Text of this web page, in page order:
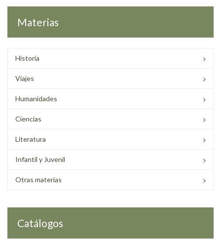
Materias
Historia
Viajes
Humanidades
Ciencias
Literatura
Infantil y Juvenil
Otras materias
Catálogos